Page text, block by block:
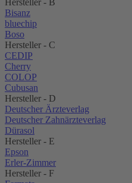
Hersteller - B
Bisanz
bluechip
Boso
Hersteller - C
CEDIP
Cherry
COLOP
Cubusan
Hersteller - D
Deutscher Ärzteverlag
Deutscher Zahnärzteverlag
Dürasol
Hersteller - E
Epson
Erler-Zimmer
Hersteller - F